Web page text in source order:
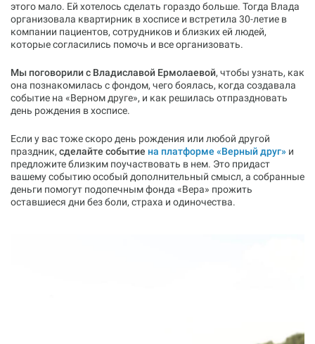
этого мало. Ей хотелось сделать гораздо больше. Тогда Влада
организовала квартирник в хосписе и встретила 30-летие в
компании пациентов, сотрудников и близких ей людей,
которые согласились помочь и все организовать.
Мы поговорили с Владиславой Ермолаевой, чтобы узнать, как
она познакомилась с фондом, чего боялась, когда создавала
событие на «‎Верном друге»,‎ и как решилась отпраздновать
день рождения в хосписе.
Если у вас тоже скоро день рождения или любой другой
праздник, сделайте событие на платформе «‎Верный друг»‎ и
предложите близким поучаствовать в нем. Это придаст
вашему событию особый дополнительный смысл, а собранные
деньги помогут подопечным фонда «‎Вера»‎ прожить
оставшиеся дни без боли, страха и одиночества.